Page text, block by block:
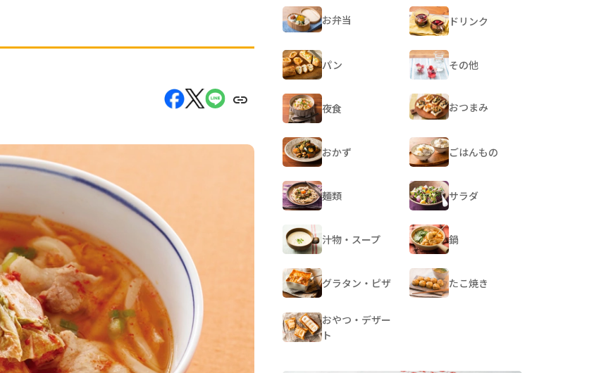
お弁当 ドリンク
パン その他
夜食 おつまみ
おかず ごはんもの
麺類 サラダ
汁物・スープ 鍋
グラタン・ピザ たこ焼き
おやつ・デザー
ト